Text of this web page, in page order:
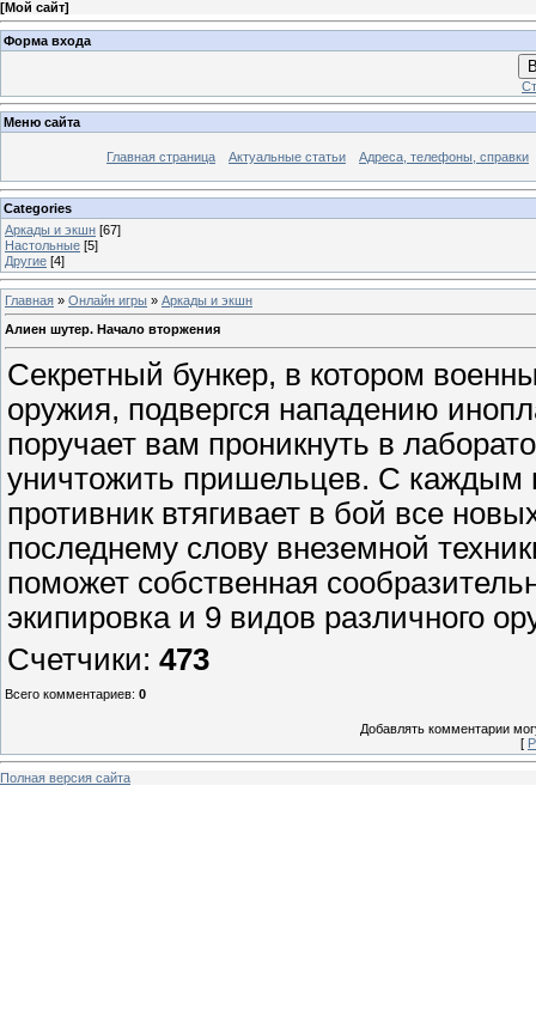
[Мой сайт]
Форма входа
Меню сайта
Главная страница Актуальные статьи Адреса, телефоны, справки
Categories
Аркады и экшн [67]
Настольные [5]
Другие [4]
Главная » Онлайн игры » Аркады и экшн
Алиен шутер. Начало вторжения
Секретный бункер, в котором
оружия, подвергся нападению
поручает вам проникнуть в
уничтожить пришельцев. С каждым
противник втягивает в бой все
последнему слову внеземной
поможет собственная
экипировка и 9 видов различного
Счетчики: 473
Всего комментариев: 0
Добавлять комментарии
[
Полная версия сайта